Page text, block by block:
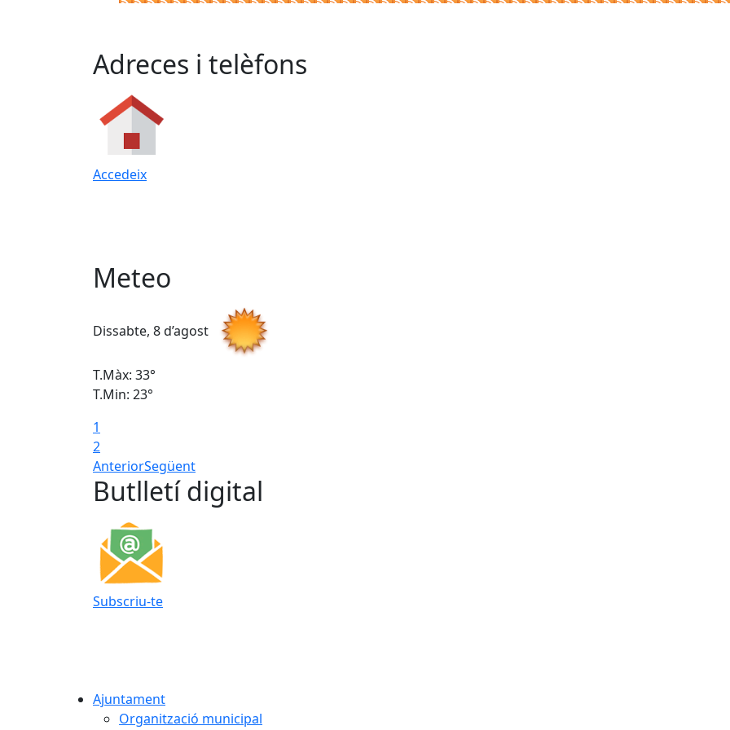
Adreces i telèfons
Accedeix
Meteo
Dissabte, 8 d’agost
T.Màx: 33°
T.Min: 23°
1
2
AnteriorSegüent
Butlletí digital
Subscriu-te
Ajuntament
Organització municipal